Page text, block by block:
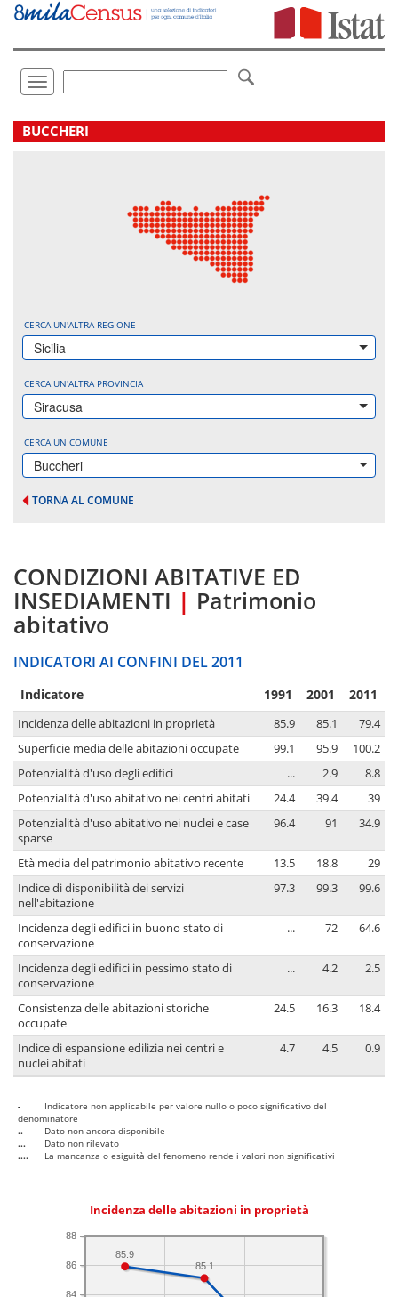
Vai
direttamente
Toggle
navigation
.
BUCCHERI
CERCA UN'ALTRA REGIONE
Sicilia
CERCA UN'ALTRA PROVINCIA
Siracusa
CERCA UN COMUNE
Buccheri
TORNA AL COMUNE
CONDIZIONI ABITATIVE ED
INSEDIAMENTI | Patrimonio
abitativo
INDICATORI AI CONFINI DEL 2011
Indicatore 1991 2001 2011
Incidenza delle abitazioni in proprietà 85.9 85.1
79.4
Superficie media delle abitazioni occupate
99.1 95.9
100.2
Potenzialità d'uso degli edifici
... 2.9
8.8
Potenzialità d'uso abitativo nei centri abitati
24.4 39.4
39
Potenzialità d'uso abitativo nei nuclei e case
sparse
96.4 91 34.9
Età media del patrimonio abitativo recente 13.5 18.8
29
Indice di disponibilità dei servizi
nell'abitazione
97.3 99.3 99.6
Incidenza degli edifici in buono stato di
conservazione
... 72 64.6
Incidenza degli edifici in pessimo stato di
conservazione
... 4.2 2.5
Consistenza delle abitazioni storiche
occupate
24.5 16.3 18.4
Indice di espansione edilizia nei centri e
nuclei abitati
4.7 4.5 0.9
-
Indicatore non applicabile per valore nullo o poco significativo del
denominatore
..
Dato non ancora disponibile
...
Dato non rilevato
....
La mancanza o esiguità del fenomeno rende i valori non significativi
Incidenza delle abitazioni in proprietà
84
86
88
85.1
85.9